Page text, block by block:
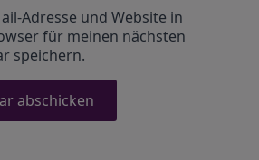
Adresse und Website in
für meinen nächsten
speichern.